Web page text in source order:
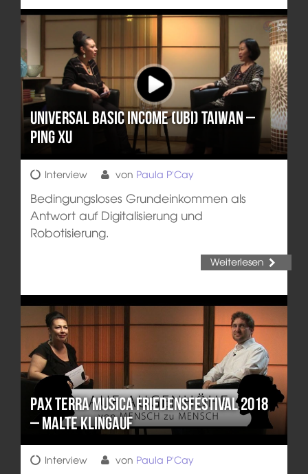
Universal Basic Income (UBI) Taiwan –
Ping Xu
Interview von Paula P'Cay
Bedingungsloses Grundeinkommen als
Antwort auf Digitalisierung und
Robotisierung.
Weiterlesen
Pax Terra Musica Friedensfestival 2018
– Malte Klingauf
Interview von Paula P'Cay